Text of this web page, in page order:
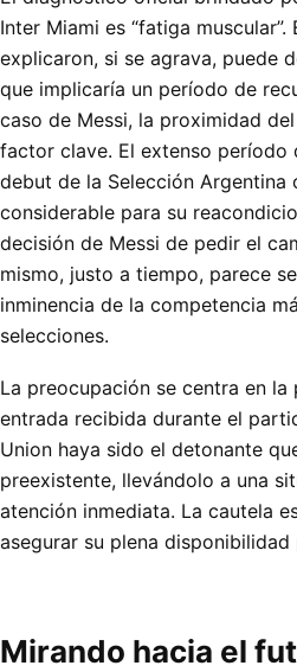
Inter Miami es “fatiga
explicaron, si se agrava, puede
que implicaría un período de
caso de Messi, la proximidad
factor clave. El extenso período
debut de la Selección Argentina
considerable para su
decisión de Messi de pedir el
mismo, justo a tiempo, parece
inminencia de la competencia
selecciones.
La preocupación se centra en
entrada recibida durante el
Union haya sido el detonante
preexistente, llevándolo a una
atención inmediata. La cautela
asegurar su plena
Mirando hacia el